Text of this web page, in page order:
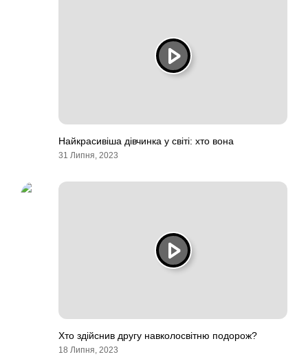
Найкрасивіша дівчинка у світі: хто вона
31 Липня, 2023
Хто здійснив другу навколосвітню подорож?
18 Липня, 2023